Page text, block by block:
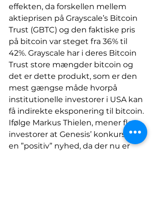
effekten, da forskellen mellem
aktieprisen på Grayscale’s Bitcoin
Trust (GBTC) og den faktiske pris
på bitcoin var steget fra 36% til
42%. Grayscale har i deres Bitcoin
Trust store mængder bitcoin og
det er dette produkt, som er den
mest gængse måde hvorpå
institutionelle investorer i USA kan
få indirekte eksponering til bitcoin.
Ifølge Markus Thielen, mener flere
investorer at Genesis’ konkurs er
en ”positiv” nyhed, da der nu er